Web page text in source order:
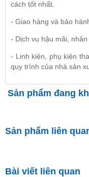
cách tốt nhất.
- Giao hàng và bảo
- Dịch vụ hậu mãi,
- Linh kiện, phụ kiện
quy trình của nhà sản
Sản phẩm đang
Sản phẩm liên
Bài viết liên quan